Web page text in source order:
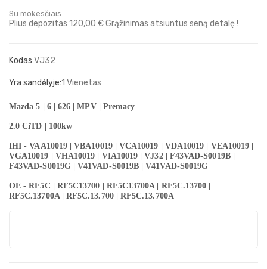
Su mokesčiais
Plius depozitas 120,00 € Grąžinimas atsiuntus seną detalę !
Kodas VJ32
Yra sandėlyje:1 Vienetas
Mazda 5 | 6 | 626 | MPV | Premacy
2.0 CiTD | 100kw
IHI - VAA10019 | VBA10019 | VCA10019 | VDA10019 | VEA10019 |
VGA10019 | VHA10019 | VIA10019 | VJ32 | F43VAD-S0019B |
F43VAD-S0019G | V41VAD-S0019B | V41VAD-S0019G
OE - RF5C | RF5C13700 | RF5C13700A | RF5C.13700 |
RF5C.13700A | RF5C.13.700 | RF5C.13.700A